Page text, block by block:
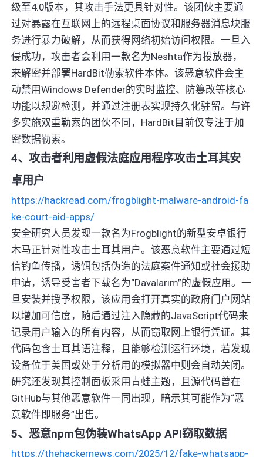
级至4.0版本，其攻击手法更具针对性。该团伙主要通
过对暴露在互联网上的远程桌面协议和服务器消息块服
务进行暴力破解，从而获得网络初始访问权限。一旦入
侵成功，攻击者会利用一款名为Neshta作为投放器，
来解密并部署HardBit勒索软件本体。该恶意软件会主
动禁用Windows Defender的实时监控、防篡改等核心
功能以规避检测，并通过注册表实现持久化驻留。与许
多实施双重勒索的团伙不同，HardBit目前仅专注于加
密数据勒索。
4、攻击者利用虚假法庭应用程序攻击土耳其安
卓用户
https://hackread.com/frogblight-malware-android-fa
ke-court-aid-apps/
安全研究人员发现一款名为Frogblight的新型安卓银行
木马正针对性攻击土耳其用户。该恶意软件主要通过短
信钓鱼传播，诱饵包括伪造的法庭案件通知或社会援助
申请，诱导受害者下载名为“Davalarım”的虚假应用。一
旦安装并授予权限，该应用会打开真实的政府门户网站
以增加可信度，随后通过注入隐藏的JavaScript代码来
记录用户输入的所有内容，从而窃取网上银行凭证。其
代码包含土耳其语注释，且能够检测运行环境，若发现
设备位于美国或处于分析用的模拟器中则会自动关闭。
研究还发现其控制面板采用青蛙主题，且源代码曾在
GitHub与其他恶意软件一同出现，暗示其可能作为“恶
意软件即服务”出售。
5、恶意npm包伪装WhatsApp API窃取数据
https://thehackernews.com/2025/12/fake-whatsapp-